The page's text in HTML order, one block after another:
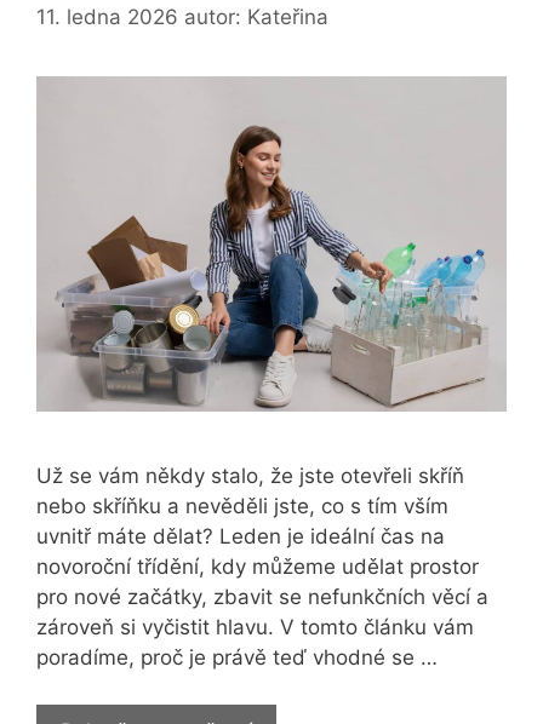
11. ledna 2026 autor: Kateřina
Už se vám někdy stalo, že jste otevřeli skříň
nebo skříňku a nevěděli jste, co s tím vším
uvnitř máte dělat? Leden je ideální čas na
novoroční třídění, kdy můžeme udělat prostor
pro nové začátky, zbavit se nefunkčních věcí a
zároveň si vyčistit hlavu. V tomto článku vám
poradíme, proč je právě teď vhodné se …